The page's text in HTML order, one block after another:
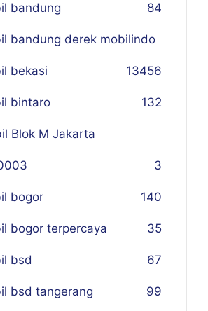
bandung 84
bandung derek mobilindo
56
bekasi 134
bintaro 132
Blok M Jakarta
3
bogor 140
bogor terpercaya 35
bsd 67
bsd tangerang 99